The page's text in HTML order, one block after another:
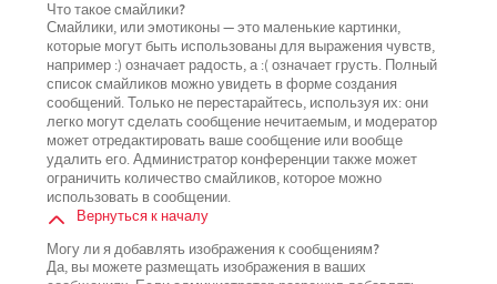
Что такое смайлики?
Смайлики, или эмотиконы — это маленькие картинки,
которые могут быть использованы для выражения чувств,
например :) означает радость, а :( означает грусть. Полный
список смайликов можно увидеть в форме создания
сообщений. Только не перестарайтесь, используя их: они
легко могут сделать сообщение нечитаемым, и модератор
может отредактировать ваше сообщение или вообще
удалить его. Администратор конференции также может
ограничить количество смайликов, которое можно
использовать в сообщении.
Вернуться к началу
Могу ли я добавлять изображения к сообщениям?
Да, вы можете размещать изображения в ваших